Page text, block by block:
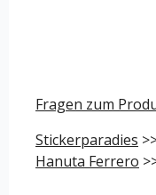
Fragen zum
Stickerparadies
Hanuta Ferrero